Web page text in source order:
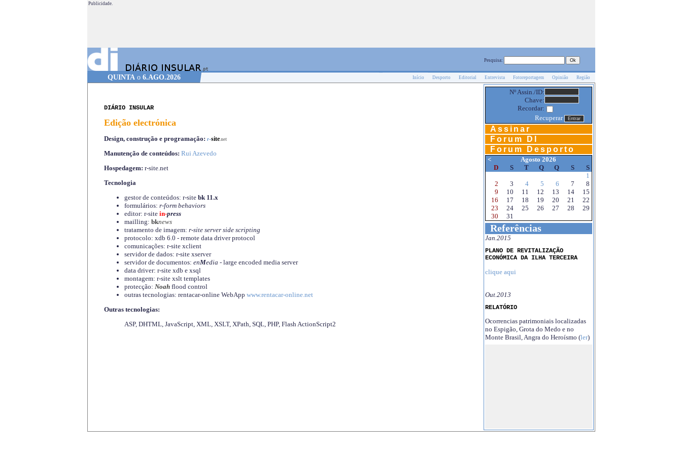
Publicidade.
Pesquisa:
QUINTA o 6.AGO.2026 Início Desporto Editorial Entrevista Fotoreportagem Opinião Região
DIÁRIO INSULAR
Edição electrónica
Design, construção e programação: r-site.net
Manutenção de conteúdos: Rui Azevedo
Hospedagem: r-site.net
Tecnologia
gestor de conteúdos: r-site bk 11.x
formulários: r-form behaviors
editor: r-site in-press
mailling: bknews
tratamento de imagem: r-site server side scripting
protocolo: xdb 6.0 - remote data driver protocol
comunicações: r-site xclient
servidor de dados: r-site xserver
servidor de documentos: enMedia - large encoded media server
data driver: r-site xdb e xsql
montagem: r-site xslt templates
protecção: Noahflood control
outras tecnologias: rentacar-online WebApp www.rentacar-online.net
Outras tecnologias:
ASP, DHTML, JavaScript, XML, XSLT, XPath, SQL, PHP, Flash ActionScript2
Nº Assin./ID:
Chave:
Recordar:
Recuperar
Assinar
Forum DI
Forum Desporto
<
Agosto 2026
D
S T Q Q S
S
1
2
3 4 5 6 7
8
9
10 11 12 13 14
15
16
17 18 19 20 21
22
23
24 25 26 27 28
29
30
31
Referências
Jan.2015
PLANO DE REVITALIZAÇÃO
ECONÓMICA DA ILHA TERCEIRA
clique aqui
Out.2013
RELATÓRIO
Ocorrencias patrimoniais localizadas
no Espigão, Grota do Medo e no
Monte Brasil, Angra do Heroísmo (ler)